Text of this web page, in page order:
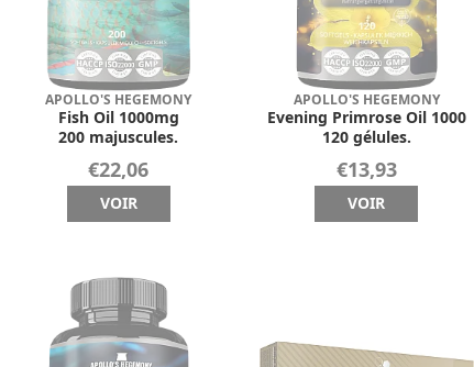
APOLLO'S HEGEMONY
Fish Oil 1000mg
200 majuscules.
€22,06
VOIR
APOLLO'S HEGEMONY
Evening Primrose Oil 1000
120 gélules.
€13,93
VOIR